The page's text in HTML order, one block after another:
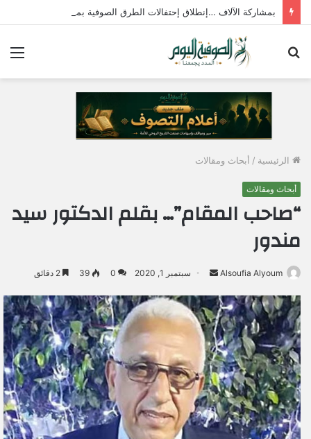
الرئيسية / أبحاث ومقالات
أبحاث ومقالات
“صاحب المقام”… بقلم الدكتور سيد
مندور
Alsoufia Alyoum
س
ل
ب
ر
ي
د
ا
إ
سبتمبر 1, 2020 0
39